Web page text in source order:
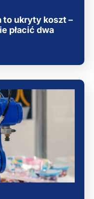
to ukryty koszt –
płacić dwa